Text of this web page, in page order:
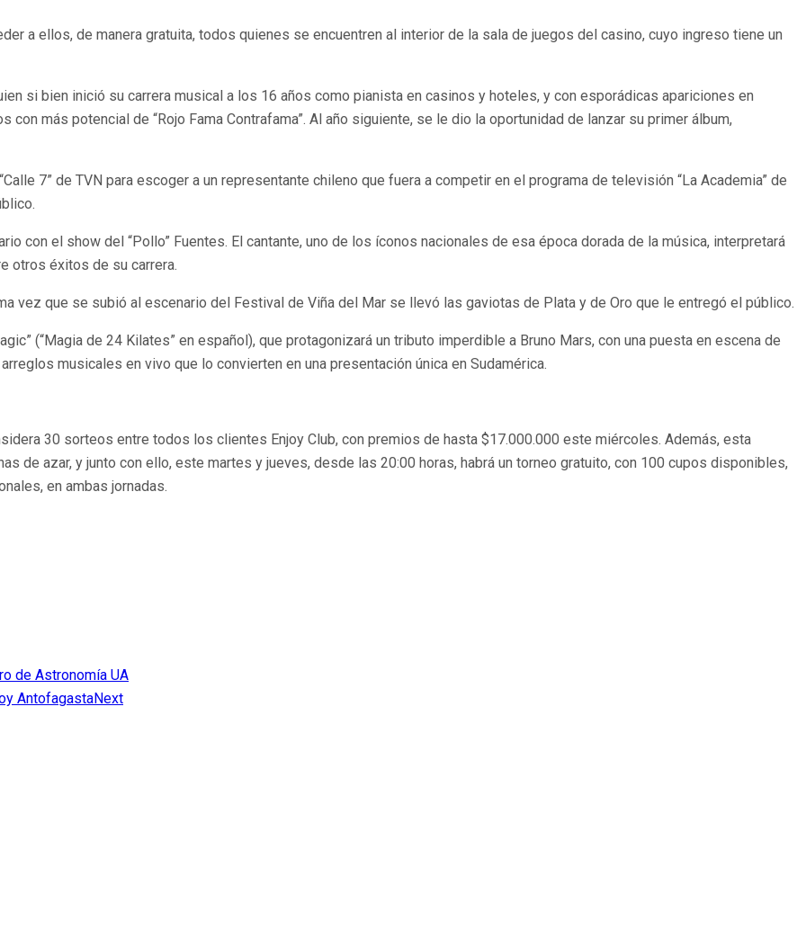
a ellos, de manera gratuita, todos quienes se encuentren al interior de la sala de juegos del casino, cuyo ingreso tiene un
si bien inició su carrera musical a los 16 años como pianista en casinos y hoteles, y con esporádicas apariciones en
más potencial de “Rojo Fama Contrafama”. Al año siguiente, se le dio la oportunidad de lanzar su primer álbum,
7” de TVN para escoger a un representante chileno que fuera a competir en el programa de televisión “La Academia” de
con el show del “Pollo” Fuentes. El cantante, uno de los íconos nacionales de esa época dorada de la música, interpretará
otros éxitos de su carrera.
vez que se subió al escenario del Festival de Viña del Mar se llevó las gaviotas de Plata y de Oro que le entregó el público.
(“Magia de 24 Kilates” en español), que protagonizará un tributo imperdible a Bruno Mars, con una puesta en escena de
musicales en vivo que lo convierten en una presentación única en Sudamérica.
30 sorteos entre todos los clientes Enjoy Club, con premios de hasta $17.000.000 este miércoles. Además, esta
de azar, y junto con ello, este martes y jueves, desde las 20:00 horas, habrá un torneo gratuito, con 100 cupos disponibles,
en ambas jornadas.
de Astronomía UA
AntofagastaNext